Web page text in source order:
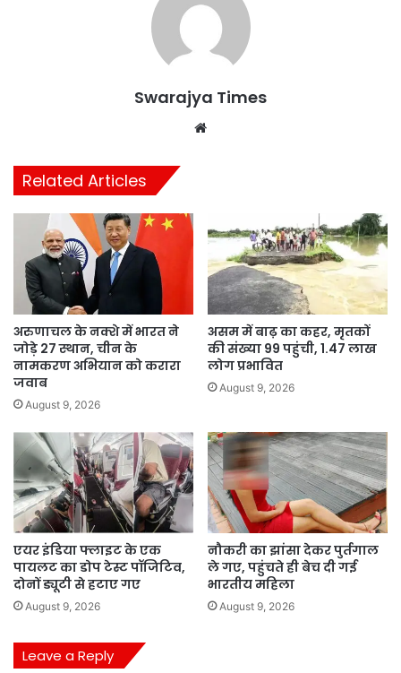
Swarajya Times
Related Articles
अरुणाचल के नक्शे में भारत ने
जोड़े 27 स्थान, चीन के
नामकरण अभियान को करारा
जवाब
August 9, 2026
असम में बाढ़ का कहर, मृतकों
की संख्या 99 पहुंची, 1.47 लाख
लोग प्रभावित
August 9, 2026
एयर इंडिया फ्लाइट के एक
पायलट का डोप टेस्ट पॉजिटिव,
दोनों ड्यूटी से हटाए गए
August 9, 2026
नौकरी का झांसा देकर पुर्तगाल
ले गए, पहुंचते ही बेच दी गई
भारतीय महिला
August 9, 2026
Leave a Reply